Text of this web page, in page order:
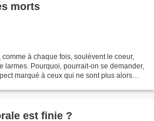
morts
à chaque fois, soulèvent le coeur,
larmes. Pourquoi, pourrait-on se demander,
marqué à ceux qui ne sont plus alors
est finie ?